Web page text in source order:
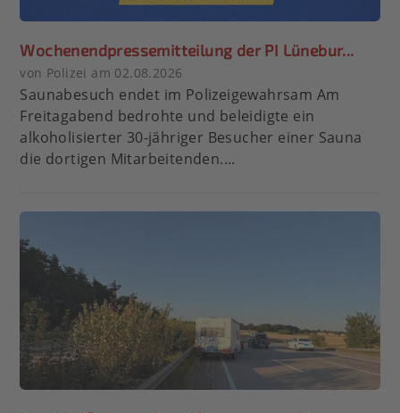
Wochenendpressemitteilung der PI Lünebur...
von Polizei am 02.08.2026
Saunabesuch endet im Polizeigewahrsam Am
Freitagabend bedrohte und beleidigte ein
alkoholisierter 30-jähriger Besucher einer Sauna
die dortigen Mitarbeitenden....